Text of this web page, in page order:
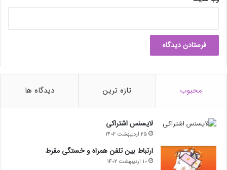
فناوری
محبوب تازه ترین دیدگاه ها
لایسنس اشتراکی
25 اردیبهشت 1402
ارتباط بین تلفن همراه و خستگی مفرط
10 اردیبهشت 1402